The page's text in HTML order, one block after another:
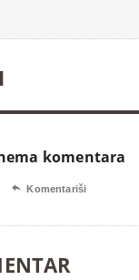
komentara
 Komentariši